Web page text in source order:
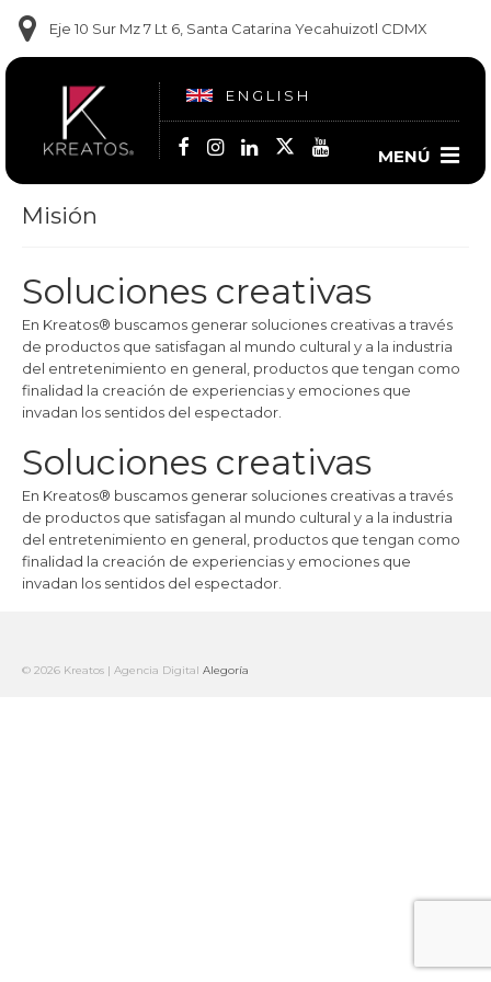
Eje 10 Sur Mz 7 Lt 6, Santa Catarina Yecahuizotl CDMX
ENGLISH
MENÚ
(55) 5860-1682
(55) 6909-9102
Misión
Soluciones creativas
En Kreatos® buscamos generar soluciones creativas a través
de productos que satisfagan al mundo cultural y a la industria
del entretenimiento en general, productos que tengan como
finalidad la creación de experiencias y emociones que
invadan los sentidos del espectador.
Soluciones creativas
En Kreatos® buscamos generar soluciones creativas a través
de productos que satisfagan al mundo cultural y a la industria
del entretenimiento en general, productos que tengan como
finalidad la creación de experiencias y emociones que
invadan los sentidos del espectador.
© 2026 Kreatos | Agencia Digital Alegoría